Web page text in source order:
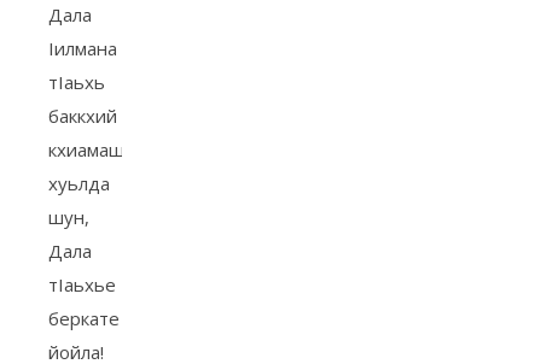
Дала
Iилмана
тIаьхь
баккхий
кхиамаш
хуьлда
шун,
Дала
тIаьхье
беркате
йойла!